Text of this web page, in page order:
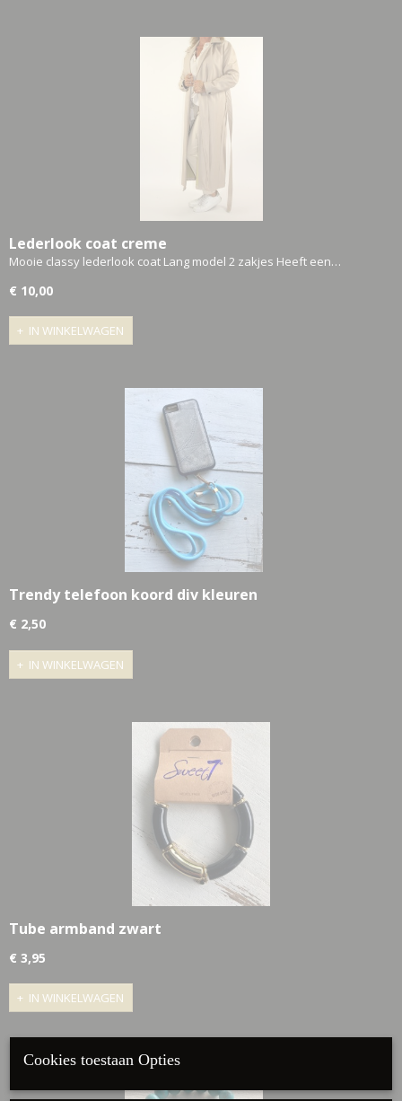
Lederlook coat creme
Mooie classy lederlook coat Lang model 2 zakjes Heeft een…
€ 10,00
IN WINKELWAGEN
Trendy telefoon koord div kleuren
€ 2,50
IN WINKELWAGEN
Tube armband zwart
€ 3,95
IN WINKELWAGEN
Cookies toestaan Opties